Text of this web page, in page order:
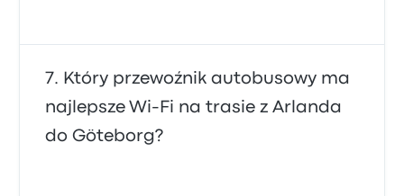
Który przewoźnik autobusowy ma
najlepsze Wi‑Fi na trasie z Arlanda
do Göteborg?